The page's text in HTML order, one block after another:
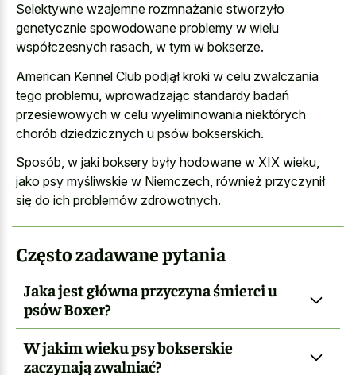
Selektywne wzajemne rozmnażanie stworzyło
genetycznie spowodowane problemy w wielu
współczesnych rasach, w tym w bokserze.
American Kennel Club podjął kroki w celu zwalczania
tego problemu, wprowadzając standardy badań
przesiewowych w celu wyeliminowania niektórych
chorób dziedzicznych u psów bokserskich.
Sposób, w jaki boksery były hodowane w XIX wieku,
jako psy myśliwskie w Niemczech, również przyczynił
się do ich problemów zdrowotnych.
Często zadawane pytania
Jaka jest główna przyczyna śmierci u
psów Boxer?
W jakim wieku psy bokserskie
zaczynają zwalniać?